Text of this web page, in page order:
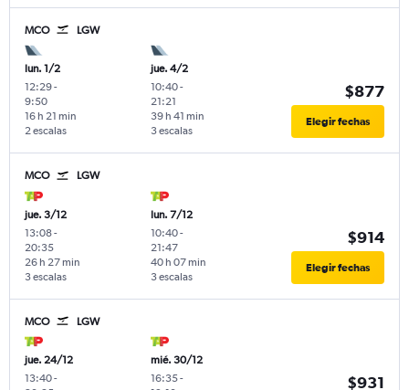
MCO LGW
lun. 1/2
12:29-
9:50
2 escalas
16 h 21 min
jue. 4/2
10:40-
21:21
3 escalas
39 h 41 min
$877
Elegir fechas
MCO LGW
jue. 3/12
13:08-
20:35
3 escalas
26 h 27 min
lun. 7/12
10:40-
21:47
3 escalas
40 h 07 min
$914
Elegir fechas
MCO LGW
jue. 24/12
13:40-
mié. 30/12
16:35-
$931